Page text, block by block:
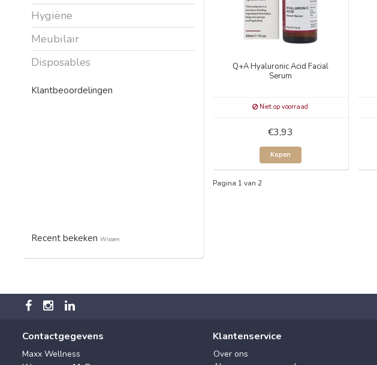
Hygiëne
Meubilair
Disposables
Klantbeoordelingen
Recent bekeken Wissen
Q+A Hyaluronic Acid Facial
Serum
Niet op voorraad
€3,93
Kopen
Pagina 1 van 2
Contactgegevens
Maxx Wellness
Klantenservice
Over ons